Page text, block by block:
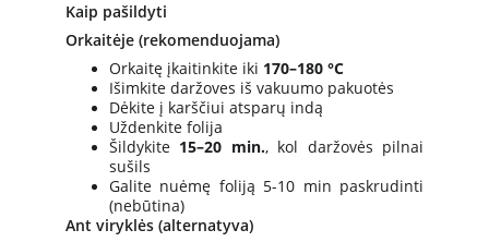
Kaip pašildyti
Orkaitėje (rekomenduojama)
Orkaitę įkaitinkite iki 170–180 °C
Išimkite daržoves iš vakuumo pakuotės
Dėkite į karščiui atsparų indą
Uždenkite folija
Šildykite 15–20 min., kol daržovės pilnai
sušils
Galite nuėmę foliją 5-10 min paskrudinti
(nebūtina)
Ant viryklės (alternatyva)